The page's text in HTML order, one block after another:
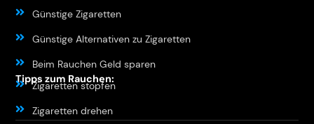
Günstige Zigaretten
Günstige Alternativen zu Zigaretten
Beim Rauchen Geld sparen
Tipps zum Rauchen:
Zigaretten stopfen
Zigaretten drehen